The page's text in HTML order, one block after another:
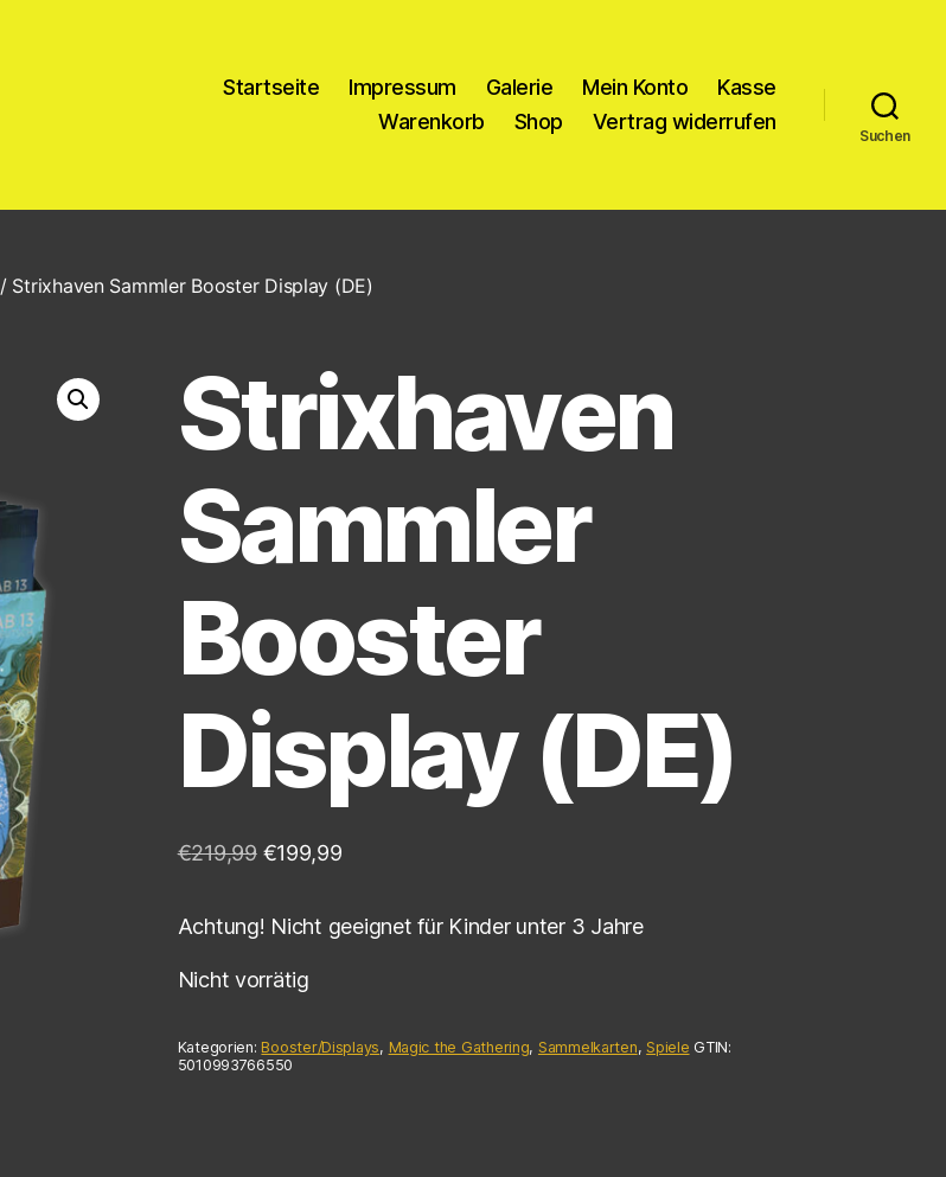
Startseite Impressum Galerie Mein Konto
Kasse
Warenkorb
Shop Vertrag widerrufen
Suchen
/ Strixhaven Sammler Booster Display (DE)
Strixhaven
Sammler
Booster
Display (DE)
€219,99 €199,99
Achtung! Nicht geeignet für Kinder unter 3 Jahre
Nicht vorrätig
Kategorien: Booster/Displays, Magic the Gathering, Sammelkarten, Spiele GTIN:
5010993766550